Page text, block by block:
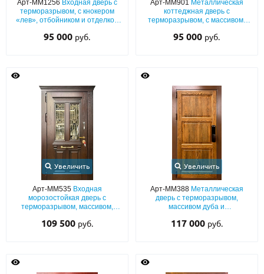
Арт-ММ1256 Входная дверь с
терморазрывом, с кнокером
«лев», отбойником и отделкой
95 000 руб.
Арт-ММ901 Металлическая
коттеджная дверь с
терморазрывом, с массивом,
кнокером и отбойником из
95 000 руб.
Увеличить
Арт-ММ535 Входная
морозостойкая дверь с
терморазрывом, массивом,
карнизом и стеклом
109 500 руб.
Увеличить
Арт-ММ388 Металлическая
дверь с терморазрывом,
массивом дуба и
117 000 руб.